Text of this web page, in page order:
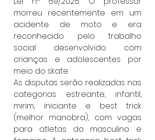
morreu recentemente em um
acidente de moto e era
reconhecido pelo trabalho
social desenvolvido com
crianças e adolescentes por
meio do skate.
As disputas serão realizadas nas
categorias estreante, infantil,
mirim, iniciante e best trick
(melhor manobra), com vagas
para atletas do masculino e